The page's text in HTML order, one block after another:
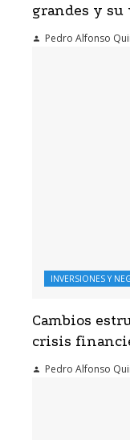
grandes y
Pedro Alfonso
INVERSIONES Y
Cambios
crisis
Pedro Alfonso